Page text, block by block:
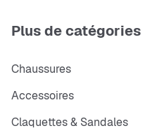
Plus de catégories
Chaussures
Accessoires
Claquettes & Sandales